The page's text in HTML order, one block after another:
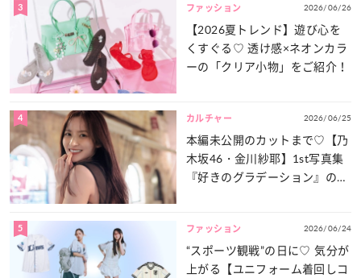
3 ファッション 2026/06/26
【2026夏トレンド】遊び心を
くすぐる♡ 透け感×ネオンカラ
ーの「クリア小物」をご紹介！
4 カルチャー 2026/06/25
本編未公開のカットまで♡【乃
木坂46・金川紗耶】1st写真集
『好きのグラデーション』の魅
5 ファッション 2026/06/24
“スポーツ観戦”の日に♡ 気分が
上がる【ユニフォーム着回しコ